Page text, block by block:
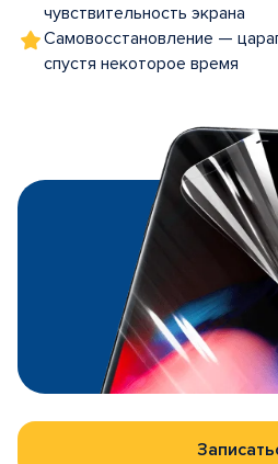
чувствительность экрана
Самовосстановление —
спустя некоторое время